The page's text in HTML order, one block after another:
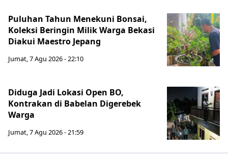
Puluhan Tahun Menekuni Bonsai,
Koleksi Beringin Milik Warga Bekasi
Diakui Maestro Jepang
Jumat, 7 Agu 2026 - 22:10
Diduga Jadi Lokasi Open BO,
Kontrakan di Babelan Digerebek
Warga
Jumat, 7 Agu 2026 - 21:59